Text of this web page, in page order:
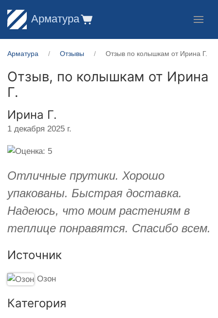
Арматура
Арматура Отзывы Отзыв по колышкам от Ирина Г.
Отзыв, по колышкам от Ирина
Г.
Ирина Г.
1 декабря 2025 г.
Отличные прутики. Хорошо
упакованы. Быстрая доставка.
Надеюсь, что моим растениям в
теплице понравятся. Спасибо всем.
Источник
Озон
Категория